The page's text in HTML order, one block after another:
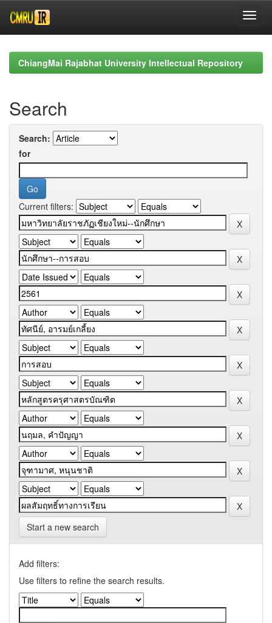
navigationChiangMai Rajabhat University Intellectual Repository
Search
Search:
for
Current filters:
Start a new search
Add filters:
Use filters to refine the search results.